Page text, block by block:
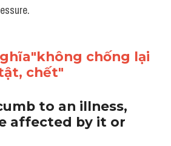
chống lại
chết"
to an illness,
affected by it or